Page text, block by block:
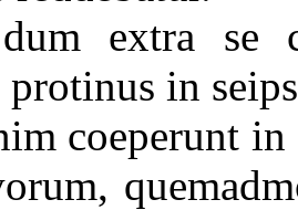
extra se
in
coeperunt